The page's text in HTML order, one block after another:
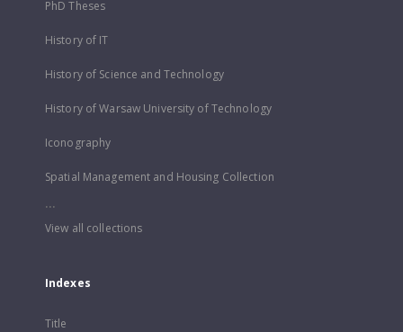
PhD Theses
History of IT
History of Science and Technology
History of Warsaw University of Technology
Iconography
Spatial Management and Housing Collection
...
View all collections
Indexes
Title